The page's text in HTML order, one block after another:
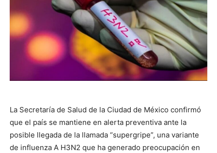
La Secretaría de Salud de la Ciudad de México confirmó
que el país se mantiene en alerta preventiva ante la
posible llegada de la llamada “supergripe”, una variante
de influenza A H3N2 que ha generado preocupación en